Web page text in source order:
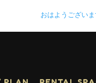
おはようございま